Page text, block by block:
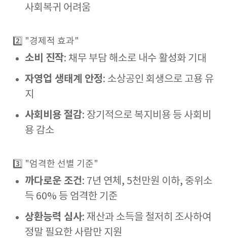
사회복귀 어려움
2️⃣ "경제적 효과"
소비 진작: 채무 부담 해소로 내수 활성화 기대
자영업 생태계 안정: 소상공인 회생으로 고용 유
지
사회비용 절감: 장기적으로 복지비용 등 사회비
용 감소
3️⃣ "엄격한 선별 기준"
까다로운 조건: 7년 연체, 5천만원 이하, 중위소
득 60% 등 엄격한 기준
상환능력 심사: 재산과 소득을 철저히 조사하여
정말 필요한 사람만 지원